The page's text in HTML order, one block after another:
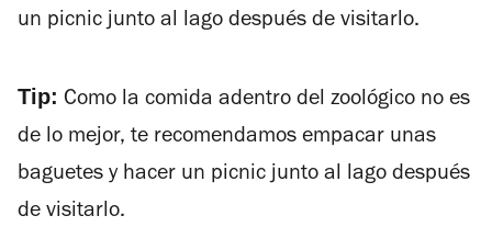
un picnic junto al lago después de visitarlo.
Tip: Como la comida adentro del zoológico no es
de lo mejor, te recomendamos empacar unas
baguetes y hacer un picnic junto al lago después
de visitarlo.